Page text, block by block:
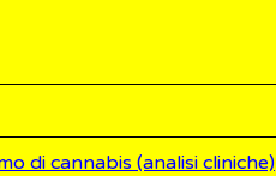
di cannabis (analisi cliniche)